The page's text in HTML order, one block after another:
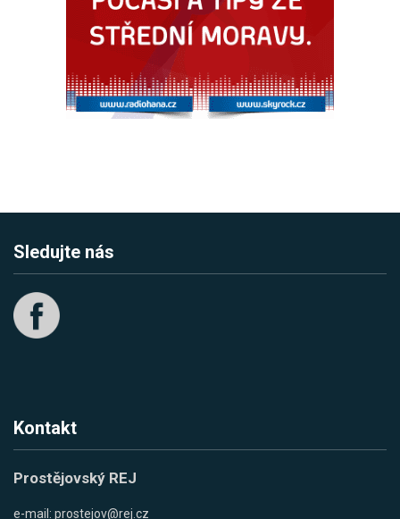
Sledujte nás
Kontakt
Prostějovský REJ
e-mail: prostejov@rej.cz